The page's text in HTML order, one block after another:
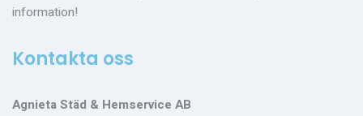
information!
Kontakta oss
Agnieta Städ & Hemservice AB